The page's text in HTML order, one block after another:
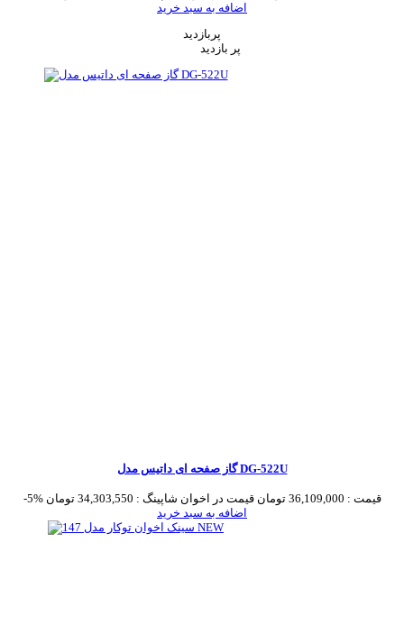
اضافه به سبد خرید
پربازدید
پر بازدید
گاز صفحه ای داتیس مدل DG-522U
-5% قیمت : 36,109,000 تومان قیمت در اخوان شاپینگ : 34,303,550 تومان
اضافه به سبد خرید